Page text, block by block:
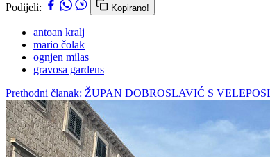
Podijeli: Kopirano!
antoan kralj
mario čolak
ognjen milas
gravosa gardens
Prethodni članak: ŽUPAN DOBROSLAVIĆ S